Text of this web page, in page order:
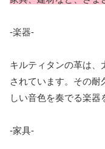
-楽器-
キルティタンの革は、
されています。その
しい音色を奏でる楽器
-家具-